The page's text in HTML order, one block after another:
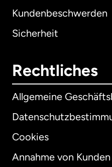
Kundenbeschwerden
Sicherheit
Rechtliches
Allgemeine
Cookies
Annahme von Kunden